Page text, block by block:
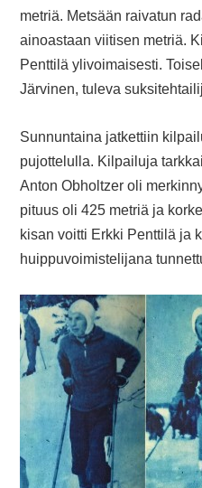
metriä. Metsään raivatun
ainoastaan viitisen metriä.
Penttilä ylivoimaisesti.
Järvinen, tuleva
Sunnuntaina jatkettiin
pujottelulla. Kilpailuja
Anton Obholtzer oli
pituus oli 425 metriä ja
kisan voitti Erkki Penttilä ja
huippuvoimistelijana